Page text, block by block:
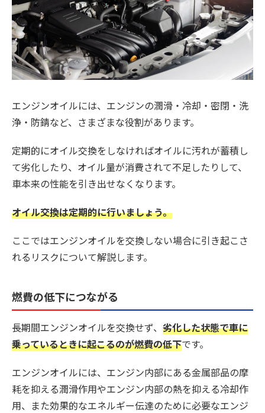
エンジンオイルには、エンジンの潤滑・冷却・密閉・洗
浄・防錆など、さまざまな役割があります。
定期的にオイル交換をしなければオイルに汚れが蓄積し
て劣化したり、オイル量が消費されて不足したりして、
車本来の性能を引き出せなくなります。
オイル交換は定期的に行いましょう。
ここではエンジンオイルを交換しない場合に引き起こさ
れるリスクについて解説します。
燃費の低下につながる
長期間エンジンオイルを交換せず、 劣化した状態で車に
乗っているときに起こるのが燃費の低下です。
エンジンオイルには、エンジン内部にある金属部品の摩
耗を抑える潤滑作用やエンジン内部の熱を抑える冷却作
用、また効果的なエネルギー伝達のために必要なエンジ